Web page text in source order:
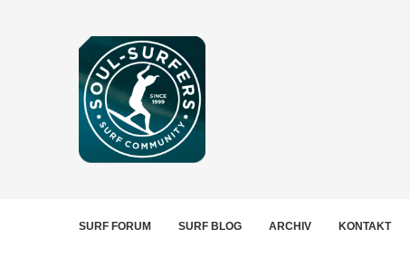
SURF FORUM SURF BLOG ARCHIV KONTAKT